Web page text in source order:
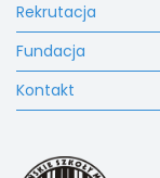
Rekrutacja
Fundacja
Kontakt